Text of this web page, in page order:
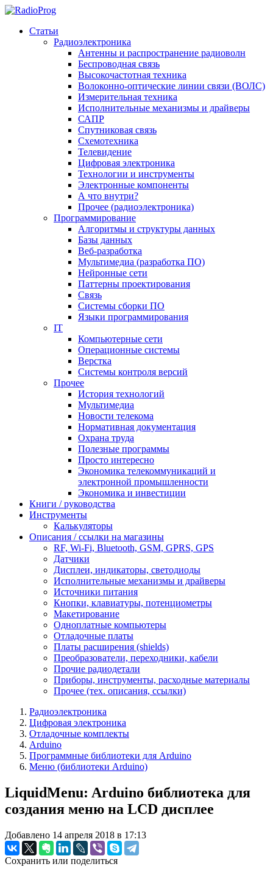
Статьи
Радиоэлектроника
Антенны и распространение радиоволн
Беспроводная связь
Высокочастотная техника
Волоконно-оптические линии связи (ВОЛС)
Измерительная техника
Исполнительные механизмы и драйверы
САПР
Спутниковая связь
Схемотехника
Телевидение
Цифровая электроника
Технологии и инструменты
Электронные компоненты
А что внутри?
Прочее (радиоэлектроника)
Программирование
Алгоритмы и структуры данных
Базы данных
Веб-разработка
Мультимедиа (разработка ПО)
Нейронные сети
Паттерны проектирования
Связь
Системы сборки ПО
Языки программирования
IT
Компьютерные сети
Операционные системы
Верстка
Системы контроля версий
Прочее
История технологий
Мультимедиа
Новости телекома
Нормативная документация
Охрана труда
Полезные программы
Просто интересно
Экономика телекоммуникаций и
электронной промышленности
Экономика и инвестиции
Книги / руководства
Инструменты
Калькуляторы
Описания / ссылки на магазины
RF, Wi-Fi, Bluetooth, GSM, GPRS, GPS
Датчики
Дисплеи, индикаторы, светодиоды
Исполнительные механизмы и драйверы
Источники питания
Кнопки, клавиатуры, потенциометры
Макетирование
Одноплатные компьютеры
Отладочные платы
Платы расширения (shields)
Преобразователи, переходники, кабели
Прочие радиодетали
Приборы, инструменты, расходные материалы
Прочее (тех. описания, ссылки)
Радиоэлектроника
Цифровая электроника
Отладочные комплекты
Arduino
Программные библиотеки для Arduino
Меню (библиотеки Arduino)
LiquidMenu: Arduino библиотека для
создания меню на LCD дисплее
Добавлено 14 апреля 2018 в 17:13
Сохранить или поделиться